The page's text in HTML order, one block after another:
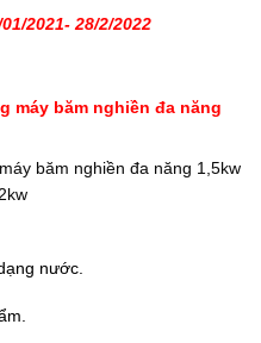
2021- 28/2/2022
máy băm nghiền đa năng
nước.